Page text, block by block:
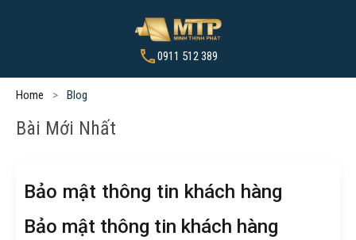
0911 512 389
Home Blog
Bài Mới Nhất
Bảo mật thông tin khách hàng
Bảo mật thông tin khách hàng